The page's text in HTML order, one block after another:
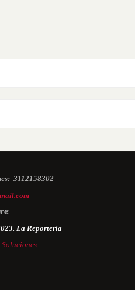
3112158302
La Reportería